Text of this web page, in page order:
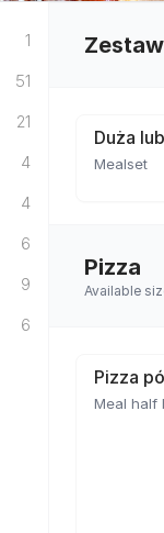
1
51
21
4
4
6
9
6
Duża
Mealset
Pizza
Available
Pizza
Meal half